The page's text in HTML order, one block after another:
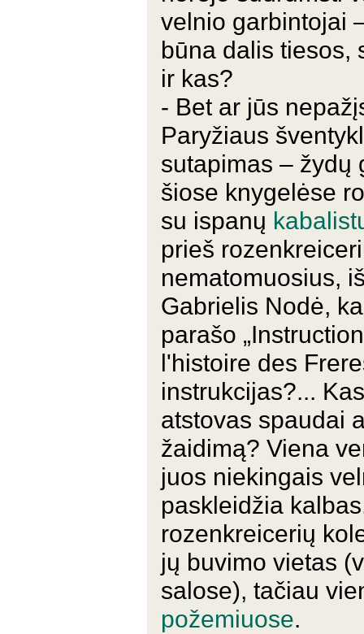
velnio garbintojai
būna dalis tiesos,
ir kas?
- Bet ar jūs
Paryžiaus
sutapimas – žydų
šiose knygelėse
su ispanų
prieš
nematomuosius,
Gabrielis Nodė,
parašo
l'histoire des
instrukcijas?...
atstovas spaudai
žaidimą? Viena
juos niekingais
paskleidžia
rozenkreicerių
jų buvimo vietas
salose), tačiau
požemiuose.